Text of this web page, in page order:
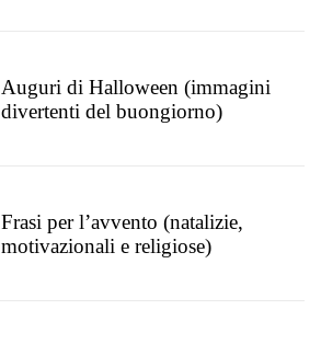
Auguri di Halloween (immagini
divertenti del buongiorno)
Frasi per l’avvento (natalizie,
motivazionali e religiose)